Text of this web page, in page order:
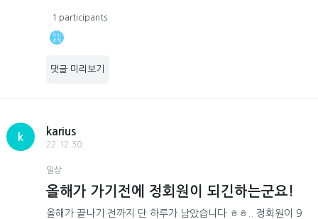
1 participants
댓글 미리보기
k
karius
22.12.30
일상
올해가 가기전에 정회원이 되긴하는군요!
올해가 끝나기 전까지 단 하루가 남았습니다 ㅎㅎ.. 정회원이 9